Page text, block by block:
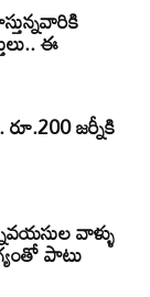
ఈ
జర్నీకి
వాళ్ళు
పాటు